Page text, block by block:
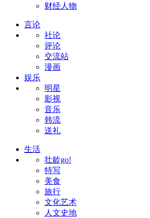
财经人物
言论
社论
评论
交流站
漫画
娱乐
明星
影视
音乐
韩流
送礼
生活
壮龄go!
特写
美食
旅行
文化艺术
人文史地